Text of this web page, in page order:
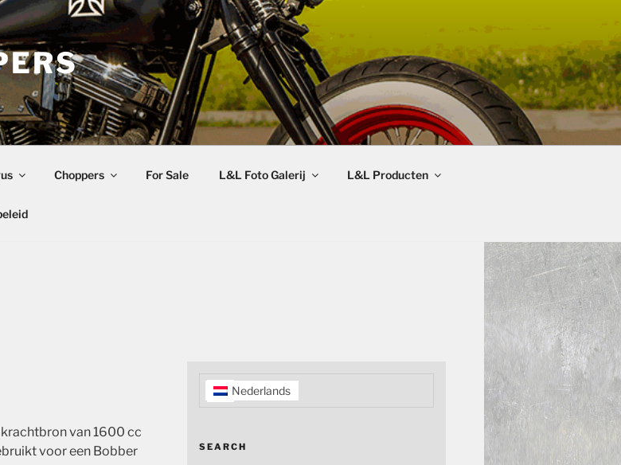
Choppers For Sale L&L Foto Galerij L&L Producten
van 1600 cc
voor een Bobber
Nederlands
SEARCH